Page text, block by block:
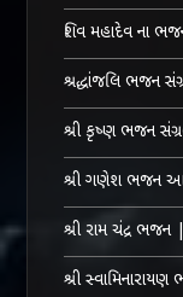
શિવ મહાદેવ ના
શ્રદ્ધાંજલિ ભજન
શ્રી કૃષ્ણ ભજન
શ્રી ગણેશ ભજન
શ્રી રામ ચંદ્ર
શ્રી